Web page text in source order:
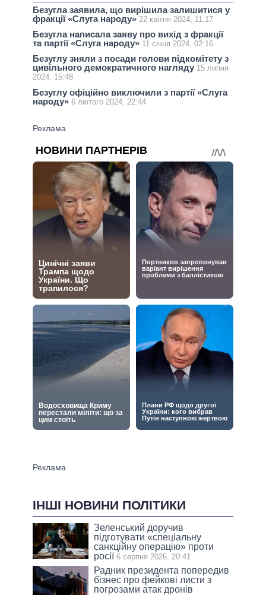
Безугла заявила, що вирішила залишитися у
фракції «Слуга народу» 22 квітня 2024, 11:17
Безугла написала заяву про вихід з фракції
та партії «Слуга народу» 11 січня 2024, 02:16
Безуглу зняли з посади голови підкомітету з
цивільного демократичного нагляду 15 липня
2024, 15:48
Безуглу офіційно виключили з партії «Слуга
народу» 6 лютого 2024, 22:44
ІНШІ НОВИНИ ПОЛІТИКИ
Зеленський доручив
підготувати «спеціальну
санкційну операцію» проти
росії 6 серпня 2026, 20:41
Радник президента попередив
бізнес про фейкові листи з
погрозами атак дронів